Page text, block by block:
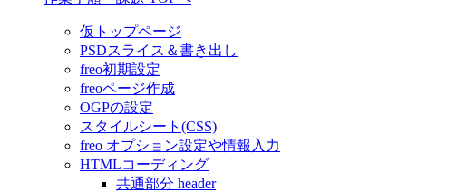
仮トップページ
PSDスライス＆書き出し
freo初期設定
freoページ作成
OGPの設定
スタイルシート(CSS)
freo オプション設定や情報入力
HTMLコーディング
共通部分 header